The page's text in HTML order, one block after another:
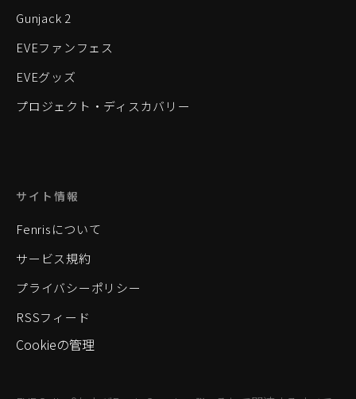
Gunjack 2
EVEファンフェス
EVEグッズ
プロジェクト・ディスカバリー
サイト情報
Fenrisについて
サービス規約
プライバシーポリシー
RSSフィード
Cookieの管理